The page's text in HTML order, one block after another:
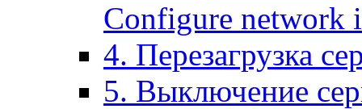
Configure network
4. Перезагрузка
5. Выключение